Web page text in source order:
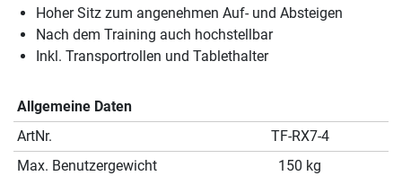
Hoher Sitz zum angenehmen Auf- und Absteigen
Nach dem Training auch hochstellbar
Inkl. Transportrollen und Tablethalter
Allgemeine Daten
ArtNr.
TF-RX7-4
Max. Benutzergewicht
150 kg